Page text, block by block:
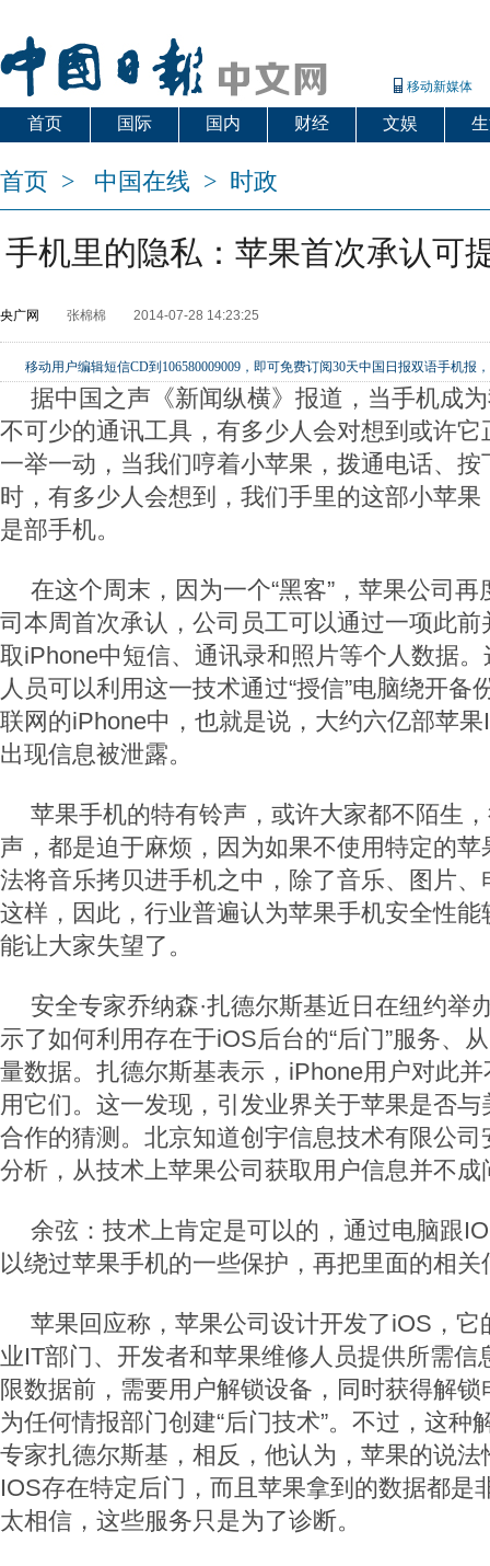
移动新媒体
首页 国际 国内 财经 文娱
首页 > 中国在线 > 时政
手机里的隐私：苹果首次承认可
央广网 张棉棉 2014-07-28 14:23:25
移动用户编辑短信CD到106580009009，即可免费订阅30天中国日报双语手机报
据中国之声《新闻纵横》报道，当手机成
不可少的通讯工具，有多少人会对想到或许
一举一动，当我们哼着小苹果，拨通电话、
时，有多少人会想到，我们手里的这部小苹
是部手机。
在这个周末，因为一个“黑客”，苹果公司
司本周首次承认，公司员工可以通过一项此
取iPhone中短信、通讯录和照片等个人数据
人员可以利用这一技术通过“授信”电脑绕开备
联网的iPhone中，也就是说，大约六亿部苹
出现信息被泄露。
苹果手机的特有铃声，或许大家都不陌生
声，都是迫于麻烦，因为如果不使用特定的苹
法将音乐拷贝进手机之中，除了音乐、图片
这样，因此，行业普遍认为苹果手机安全性
能让大家失望了。
安全专家乔纳森·扎德尔斯基近日在纽约举
示了如何利用存在于iOS后台的“后门”服务、
量数据。扎德尔斯基表示，iPhone用户对此
用它们。这一发现，引发业界关于苹果是否
合作的猜测。北京知道创宇信息技术有限公
分析，从技术上苹果公司获取用户信息并不成
余弦：技术上肯定是可以的，通过电脑跟
以绕过苹果手机的一些保护，再把里面的相
苹果回应称，苹果公司设计开发了iOS，它
业IT部门、开发者和苹果维修人员提供所需信
限数据前，需要用户解锁设备，同时获得解
为任何情报部门创建“后门技术”。不过，这种
专家扎德尔斯基，相反，他认为，苹果的说
IOS存在特定后门，而且苹果拿到的数据都是
太相信，这些服务只是为了诊断。